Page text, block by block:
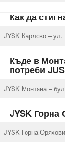
Как да
JYSK Карлово – ул.
Къде в
потреби
JYSK Монтана –
JYSK Горна
JYSK Горна